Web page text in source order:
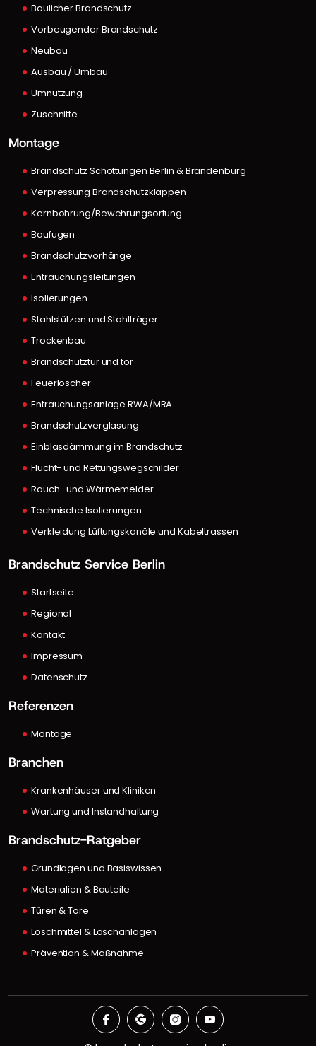
Baulicher Brandschutz
Vorbeugender Brandschutz
Neubau
Ausbau / Umbau
Umnutzung
Zuschnitte
Montage
Brandschutz Schottungen Berlin & Brandenburg
Verpressung Brandschutzklappen
Kernbohrung/Bewehrungsortung
Baufugen
Brandschutzvorhänge
Entrauchungsleitungen
Isolierungen
Stahlstützen und Stahlträger
Trockenbau
Brandschutztür und tor
Feuerlöscher
Entrauchungsanlage RWA/MRA
Brandschutzverglasung
Einblasdämmung im Brandschutz
Flucht- und Rettungswegschilder
Rauch- und Wärmemelder
Technische Isolierungen
Verkleidung Lüftungskanäle und Kabeltrassen
Brandschutz Service Berlin
Startseite
Regional
Kontakt
Impressum
Datenschutz
Referenzen
Montage
Branchen
Krankenhäuser und Kliniken
Wartung und Instandhaltung
Brandschutz-Ratgeber
Grundlagen und Basiswissen
Materialien & Bauteile
Türen & Tore
Löschmittel & Löschanlagen
Prävention & Maßnahme